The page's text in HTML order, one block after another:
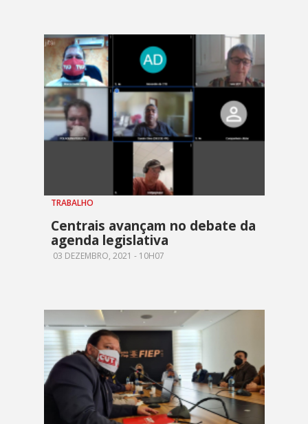
TRABALHO
Centrais avançam no debate da
agenda legislativa
03 DEZEMBRO, 2021 - 10H07